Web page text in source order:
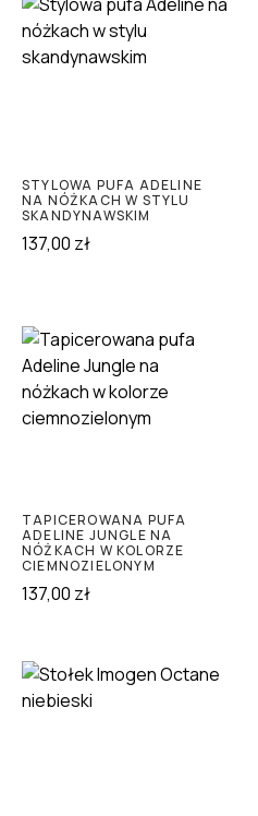
STYLOWA PUFA ADELINE
NA NÓŻKACH W STYLU
SKANDYNAWSKIM
137,00 zł
TAPICEROWANA PUFA
ADELINE JUNGLE NA
NÓŻKACH W KOLORZE
CIEMNOZIELONYM
137,00 zł